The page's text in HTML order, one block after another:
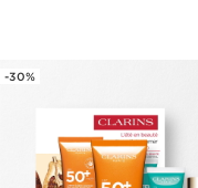
-30%